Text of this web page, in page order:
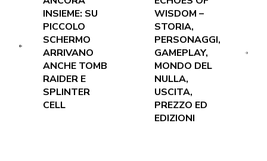
INSIEME: SU
PICCOLO
SCHERMO
ARRIVANO
ANCHE TOMB
RAIDER E
SPLINTER
CELL
WISDOM –
STORIA,
PERSONAGGI,
GAMEPLAY,
MONDO DEL
NULLA,
USCITA,
PREZZO ED
EDIZIONI